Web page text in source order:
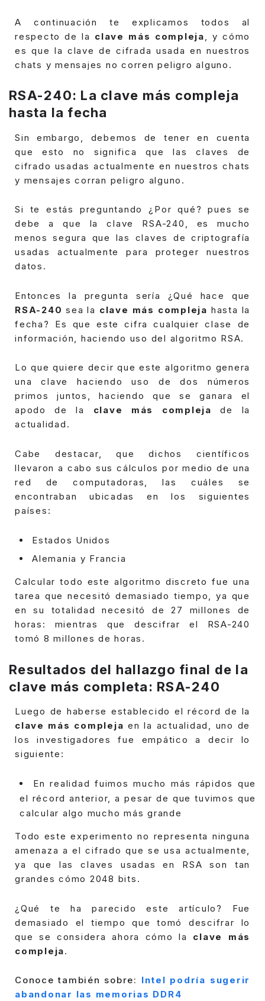
A continuación te explicamos todos al
respecto de la clave más compleja , y cómo
es que la clave de cifrada usada en nuestros
chats y mensajes no corren peligro alguno.
RSA-240: La clave más compleja
hasta la fecha
Sin embargo, debemos de tener en cuenta
que esto no significa que las claves de
cifrado usadas actualmente en nuestros chats
y mensajes corran peligro alguno.
Si te estás preguntando ¿Por qué? pues se
debe a que la clave RSA-240, es mucho
menos segura que las claves de criptografía
usadas actualmente para proteger nuestros
datos.
Entonces la pregunta sería ¿Qué hace que
RSA-240 sea la clave más compleja hasta la
fecha? Es que este cifra cualquier clase de
información, haciendo uso del algoritmo RSA.
Lo que quiere decir que este algoritmo genera
una clave haciendo uso de dos números
primos juntos, haciendo que se ganara el
apodo de la clave más compleja de la
actualidad.
Cabe destacar, que dichos científicos
llevaron a cabo sus cálculos por medio de una
red de computadoras, las cuáles se
encontraban ubicadas en los siguientes
países:
Estados Unidos
Alemania y Francia
Calcular todo este algoritmo discreto fue una
tarea que necesitó demasiado tiempo, ya que
en su totalidad necesitó de 27 millones de
horas: mientras que descifrar el RSA-240
tomó 8 millones de horas.
Resultados del hallazgo final de la
clave más completa: RSA-240
Luego de haberse establecido el récord de la
clave más complejaen la actualidad, uno de
los investigadores fue empático a decir lo
siguiente:
En realidad fuimos mucho más rápidos que
el récord anterior, a pesar de que tuvimos que
calcular algo mucho más grande
Todo este experimento no representa ninguna
amenaza a el cifrado que se usa actualmente,
ya que las claves usadas en RSA son tan
grandes cómo 2048 bits.
¿Qué te ha parecido este artículo? Fue
demasiado el tiempo que tomó descifrar lo
que se considera ahora cómo la clave más
compleja.
Conoce también sobre: Intel podría sugerir
abandonar las memorias DDR4